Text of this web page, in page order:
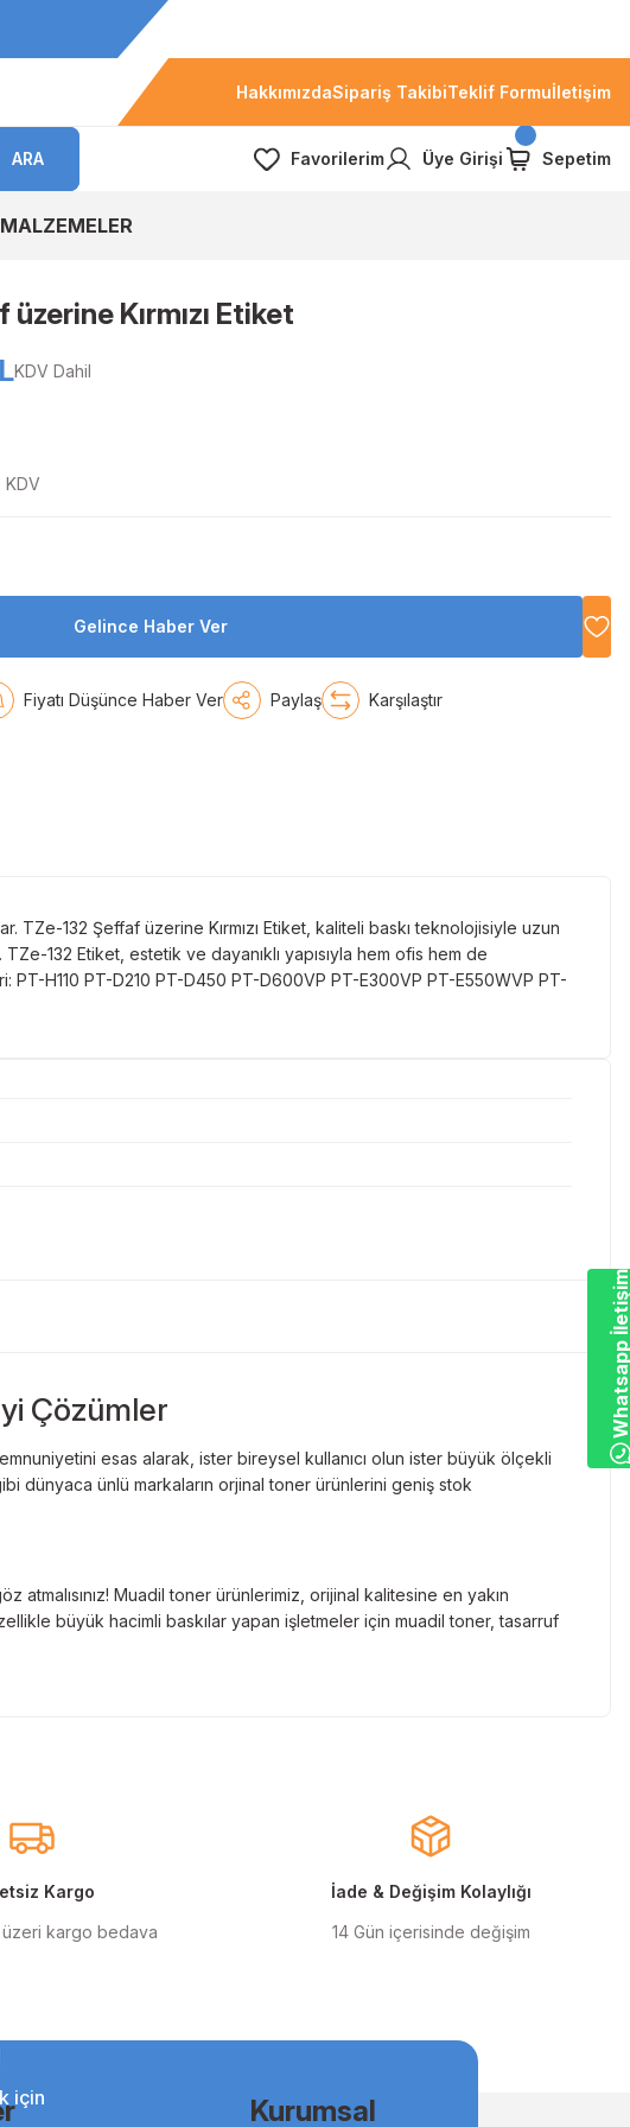
HakkımızdaSipariş TakibiTeklif Formuİletişim
ARA Favorilerim Üye Girişi Sepetim
Kırmızı Etiket
KDV Dahil
KDV
Gelince Haber Ver
Fiyatı Düşünce Haber Ver Paylaş Karşılaştır
TZe-132 Şeffaf üzerine Kırmızı Etiket, kaliteli baskı teknolojisiyle uzun
132 Etiket, estetik ve dayanıklı yapısıyla hem ofis hem de
H110 PT-D210 PT-D450 PT-D600VP PT-E300VP PT-E550WVP PT-
Çözümler
esas alarak, ister bireysel kullanıcı olun ister büyük ölçekli
dünyaca ünlü markaların orjinal toner ürünlerini geniş stok
Muadil toner ürünlerimiz, orijinal kalitesine en yakın
büyük hacimli baskılar yapan işletmeler için muadil toner, tasarruf
fiyatlarla almanızı sağlarken, uzun ömürlü ve dayanıklı yapısıyla
hem de kurumsal kullanıcılar için uygun fiyatlı ve kaliteli baskılar elde
Kargo
kargo bedava
İade & Değişim Kolaylığı
14 Gün içerisinde değişim
için
Kurumsal